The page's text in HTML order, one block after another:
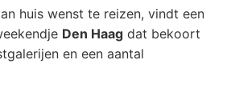
huis wenst te reizen, vindt een
Den Haag dat bekoort
en een aantal